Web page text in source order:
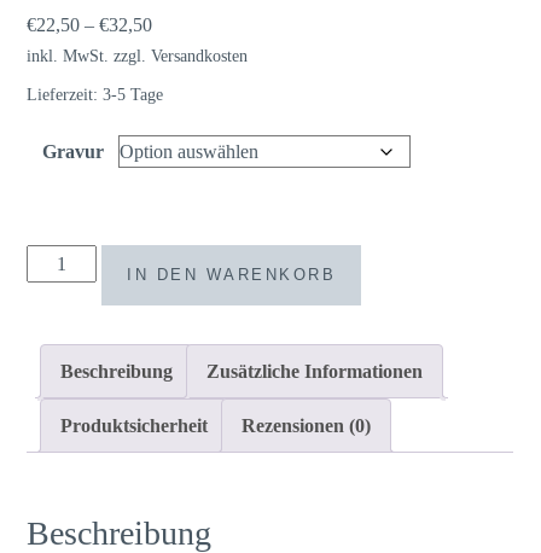
€22,50 –€32,50
inkl. MwSt. zzgl.Versandkosten
Lieferzeit:3-5 Tage
Gravur
Ringkissen
Strohblume
Menge
IN DEN WARENKORB
Beschreibung Zusätzliche Informationen
Produktsicherheit Rezensionen (0)
Beschreibung